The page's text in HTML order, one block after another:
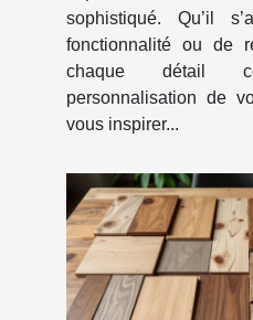
sophistiqué. Qu’il
fonctionnalité ou de
chaque détail
personnalisation de
vous inspirer...